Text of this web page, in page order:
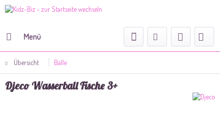
Menü
Übersicht Bälle
Djeco Wasserball Fische 3+